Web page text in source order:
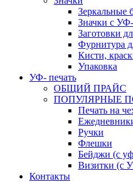
Зеркальные
Значки с
Заготовки
Фурнитура
Кисти,
Упаковка
УФ- печать
ОБЩИЙ ПРАЙС
ПОПУЛЯРНЫЕ
Печать на
Ручки
Флешки
Бейджи (с
Визитки (с
Контакты